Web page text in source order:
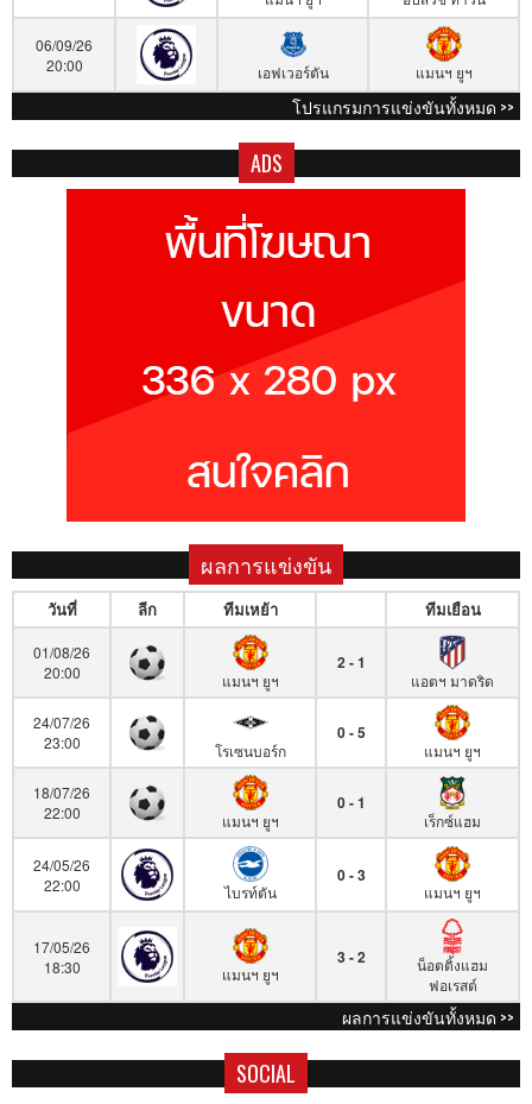
06/09/26
20:00
เอฟเวอร์ตัน แมนฯ ยูฯ
โปรแกรมการแข่งขันทั้งหมด >>
ADS
ผลการแข่งขัน
วันที่ ลีก ทีมเหย้า ทีมเยือน
01/08/26
20:00
แมนฯ ยูฯ
2 - 1
แอตฯ มาดริด
24/07/26
23:00
โรเซนบอร์ก
0 - 5
แมนฯ ยูฯ
18/07/26
22:00
แมนฯ ยูฯ
0 - 1
เร็กซ์แฮม
24/05/26
22:00
ไบรท์ตัน
0 - 3
แมนฯ ยูฯ
17/05/26
18:30
แมนฯ ยูฯ
3 - 2
น็อตติ้งแฮม
ฟอเรสต์
ผลการแข่งขันทั้งหมด >>
SOCIAL